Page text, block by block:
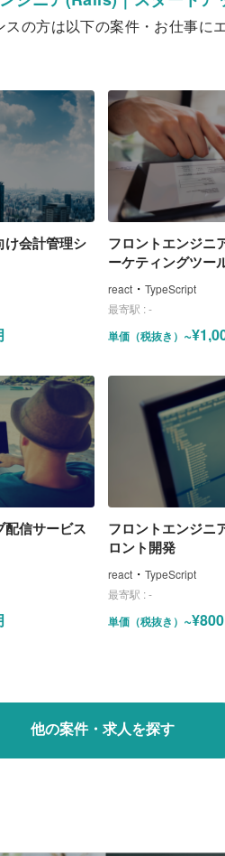
の方は以下の案件・お仕事に
け会計管理シ
フロントエンジニ
ーケティングツー
react ・ TypeScript
最寄駅 :-
単価（税抜き）
信サービス
フロントエンジニ
ロント開発
react ・ TypeScript
最寄駅 :-
単価（税抜き）
他の案件・求人を探す